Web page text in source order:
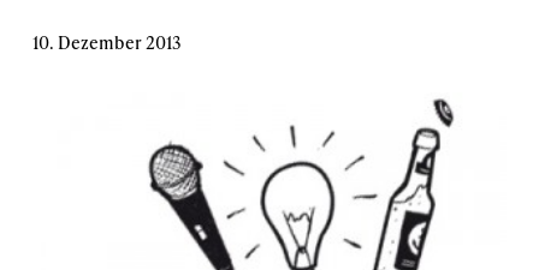
10. Dezember 2013